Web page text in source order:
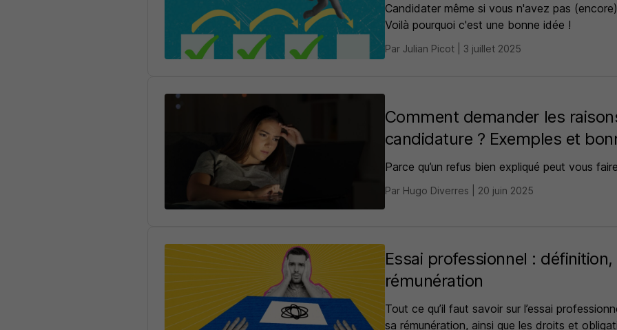
Candidater même si vous n'avez pas
Voilà pourquoi c'est une bonne idée !
Par Julian Picot | 3 juillet 2025
Comment demander les
candidature ? Exemples et
Parce qu’un refus bien expliqué peut vous
Par Hugo Diverres | 20 juin 2025
Essai professionnel :
rémunération
Tout ce qu’il faut savoir sur l’essai
sa rémunération, ainsi que les droits et